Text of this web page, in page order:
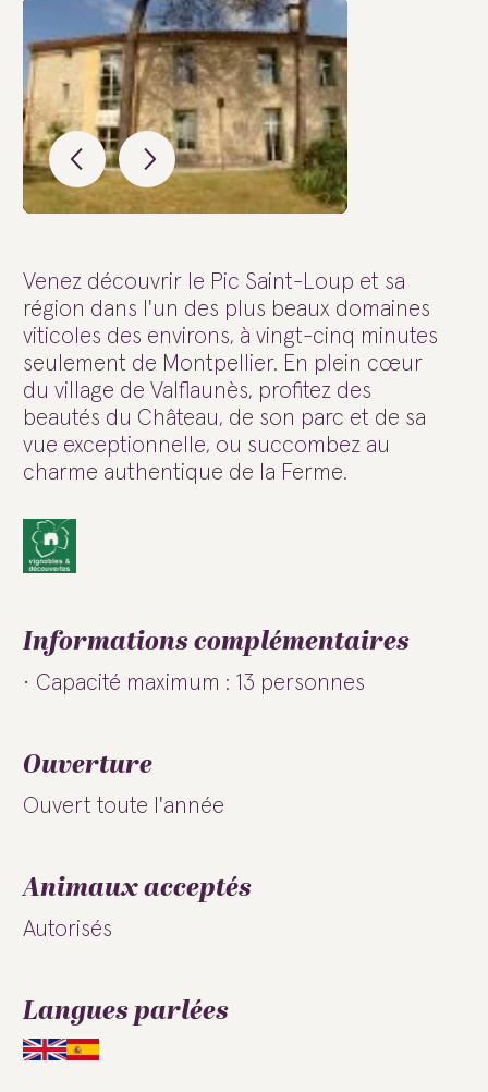
Venez découvrir le Pic Saint-Loup et sa
région dans l'un des plus beaux domaines
viticoles des environs, à vingt-cinq minutes
seulement de Montpellier. En plein cœur
du village de Valflaunès, profitez des
beautés du Château, de son parc et de sa
vue exceptionnelle, ou succombez au
charme authentique de la Ferme.
Informations complémentaires
Capacité maximum : 13 personnes
Ouverture
Ouvert toute l'année
Animaux acceptés
Autorisés
Langues parlées